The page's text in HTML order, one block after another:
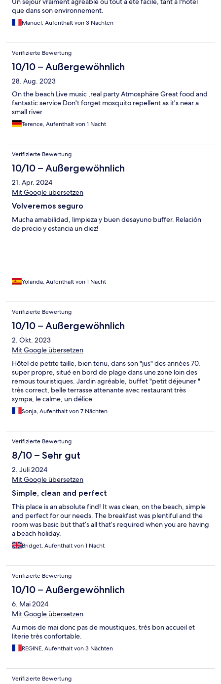
que dans son environnement.
Manuel, Aufenthalt von 3 Nächten
Verifizierte Bewertung
10/10 – Außergewöhnlich
28. Aug. 2023
On the beach Live music ,real party Atmosphäre Great food and
fantastic service Don't forget mosquito repellent as it's near a
small river
Terence, Aufenthalt von 1 Nacht
Verifizierte Bewertung
10/10 – Außergewöhnlich
21. Apr. 2024
Mit Google übersetzen
Volveremos seguro
Mucha amabilidad, limpieza y buen desayuno buffer. Relación
de precio y estancia un diez!
Yolanda, Aufenthalt von 1 Nacht
Verifizierte Bewertung
10/10 – Außergewöhnlich
2. Okt. 2023
Mit Google übersetzen
Hôtel de petite taille, bien tenu, dans son "jus" des années 70,
super propre, situé en bord de plage dans une zone loin des
remous touristiques. Jardin agréable, buffet "petit déjeuner "
très correct, belle terrasse attenante avec restaurant très
sympa, le calme, un délice
Sonja, Aufenthalt von 7 Nächten
Verifizierte Bewertung
8/10 – Sehr gut
2. Juli 2024
Mit Google übersetzen
Simple, clean and perfect
This place is an absolute find! It was clean, on the beach, simple
and perfect for our needs. The breakfast was plentiful and the
room was basic but that’s all that’s required when you are having
a beach holiday.
Bridget, Aufenthalt von 1 Nacht
Verifizierte Bewertung
10/10 – Außergewöhnlich
6. Mai 2024
Mit Google übersetzen
Au mois de mai donc pas de moustiques, très bon accueil et
literie très confortable.
REGINE, Aufenthalt von 3 Nächten
Verifizierte Bewertung